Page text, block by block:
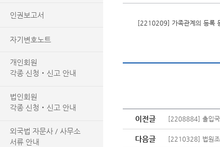
인권보고서
자기변호노트
개인회원
각종 신청‧신고 안내
법인회원
각종 신청‧신고 안내
외국법 자문사 / 사무소
서류 안내
[2210209] 가족관계의 등록
이전글 [2208884] 출입국
다음글 [2210328] 법원조